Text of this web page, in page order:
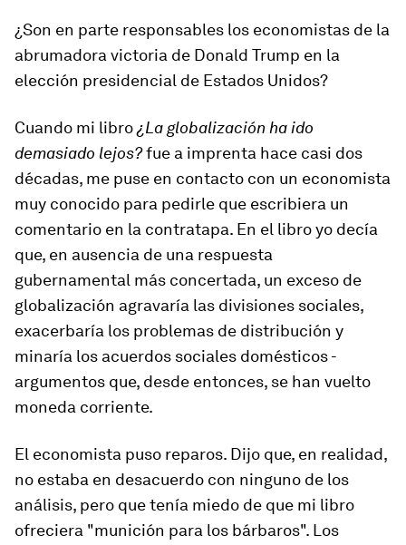
¿Son en parte responsables los economistas de la
abrumadora victoria de Donald Trump en la
elección presidencial de Estados Unidos?
Cuando mi libro¿La globalización ha ido
demasiado lejos?fue a imprenta hace casi dos
décadas, me puse en contacto con un economista
muy conocido para pedirle que escribiera un
comentario en la contratapa. En el libro yo decía
que, en ausencia de una respuesta
gubernamental más concertada, un exceso de
globalización agravaría las divisiones sociales,
exacerbaría los problemas de distribución y
minaría los acuerdos sociales domésticos -
argumentos que, desde entonces, se han vuelto
moneda corriente.
El economista puso reparos. Dijo que, en realidad,
no estaba en desacuerdo con ninguno de los
análisis, pero que tenía miedo de que mi libro
ofreciera "munición para los bárbaros". Los